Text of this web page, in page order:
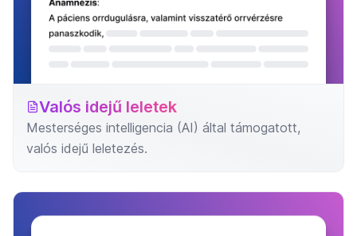
Valós idejű leletek
Mesterséges intelligencia (AI) által támogatott,
valós idejű leletezés.